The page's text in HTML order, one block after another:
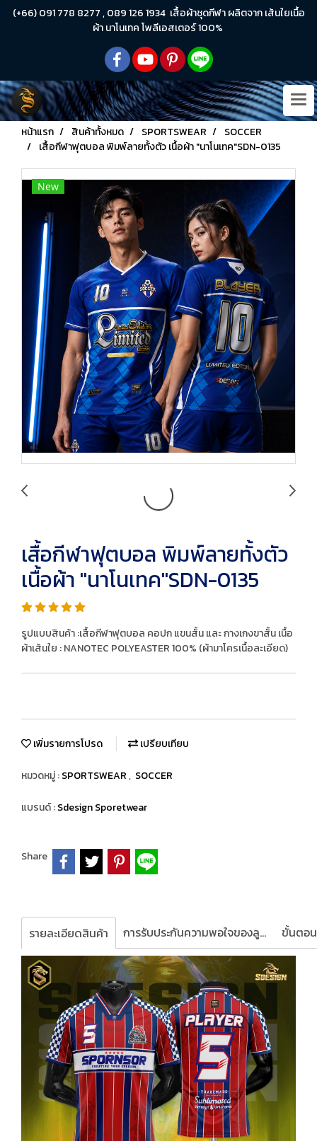
(+66) 091 778 8277 , 089 126 1934 เสื้อผ้าชุดกีฬา ผลิตจาก เส้นใยเนื้อ
ผ้า นาโนเทค โพลีเอสเตอร์ 100%
หน้าแรก สินค้าทั้งหมด SPORTSWEAR
SOCCER
เสื้อกีฬาฟุตบอล พิมพ์ลายทั้งตัว เนื้อผ้า "นาโนเทค"SDN-0135
New
เสื้อกีฬาฟุตบอล พิมพ์ลายทั้งตัว
เนื้อผ้า "นาโนเทค"SDN-0135
รูปแบบสินค้า :เสื้อกีฬาฟุตบอล คอปก แขนสั้น และ กางเกงขาสั้น เนื้อ
ผ้าเส้นใย : NANOTEC POLYEASTER 100% (ผ้ามาโครเนื้อละเอียด)
เพิ่มรายการโปรด เปรียบเทียบ
หมวดหมู่ :SPORTSWEAR, SOCCER
แบรนด์ :Sdesign Sporetwear
Share
รายละเอียดสินค้า การรับประกันความพอใจของลูกค้า